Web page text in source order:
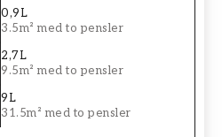
0,9L
3.5m² med to pensler
2,7L
9.5m² med to pensler
9L
31.5m² med to pensler